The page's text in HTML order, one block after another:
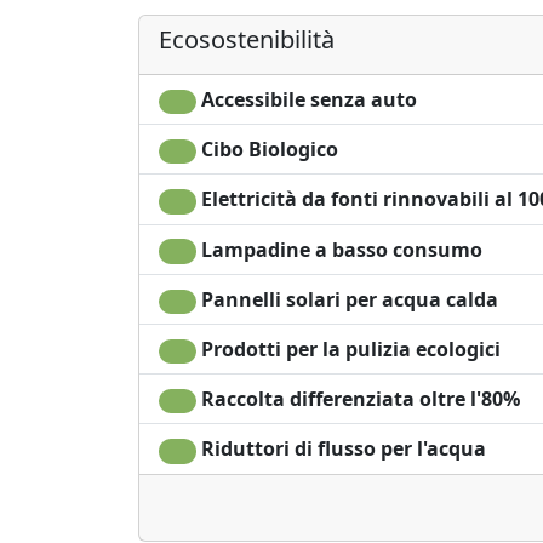
risparmio
Ecosostenibilità
Accessibile senza auto
Cibo Biologico
Elettricità da fonti rinnovabili al
Lampadine a basso consumo
Pannelli solari per acqua calda
Prodotti per la pulizia ecologici
Raccolta differenziata oltre l'80%
Riduttori di flusso per l'acqua